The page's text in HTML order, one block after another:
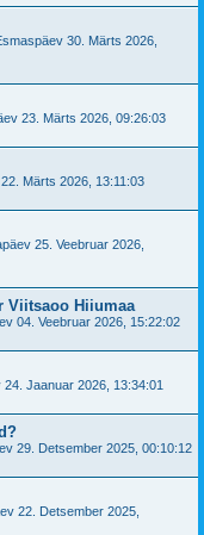
30. Märts 2026,
23. Märts 2026, 09:26:03
Märts 2026, 13:11:03
25. Veebruar 2026,
Viitsaoo Hiiumaa
04. Veebruar 2026, 15:22:02
24. Jaanuar 2026, 13:34:01
29. Detsember 2025, 00:10:12
22. Detsember 2025,